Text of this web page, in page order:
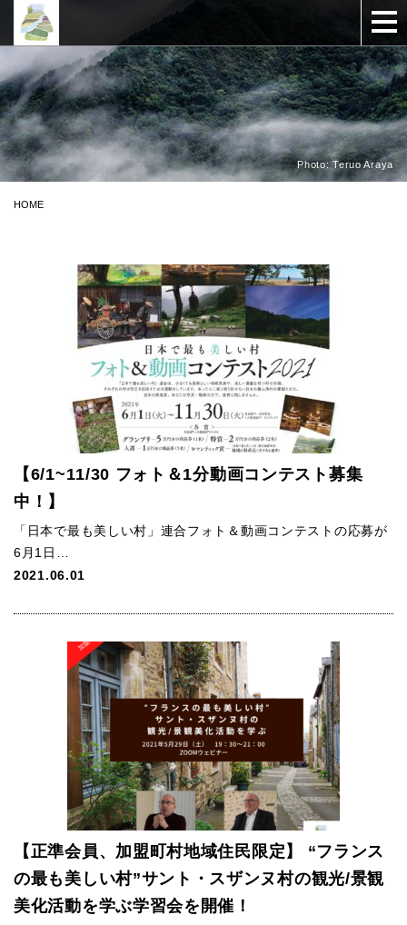
Photo: Teruo Araya
HOME
【6/1~11/30 フォト＆1分動画コンテスト募集
中！】
「日本で最も美しい村」連合フォト＆動画コンテストの応募が
6月1日…
2021.06.01
【正準会員、加盟町村地域住民限定】 “フランス
の最も美しい村”サント・スザンヌ村の観光/景観
美化活動を学ぶ学習会を開催！